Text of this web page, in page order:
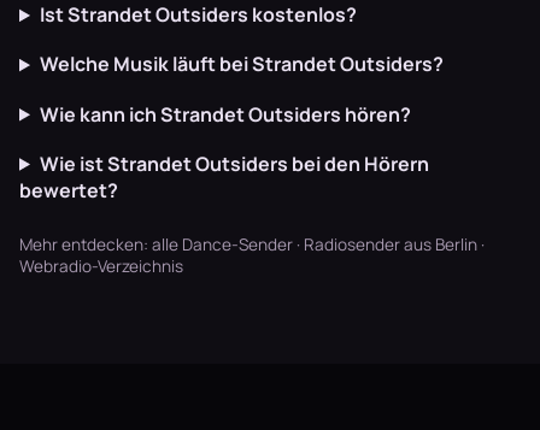
Ist Strandet Outsiders kostenlos?
Welche Musik läuft bei Strandet Outsiders?
Wie kann ich Strandet Outsiders hören?
Wie ist Strandet Outsiders bei den Hörern
bewertet?
Mehr entdecken: alle Dance-Sender · Radiosender aus Berlin ·
Webradio-Verzeichnis